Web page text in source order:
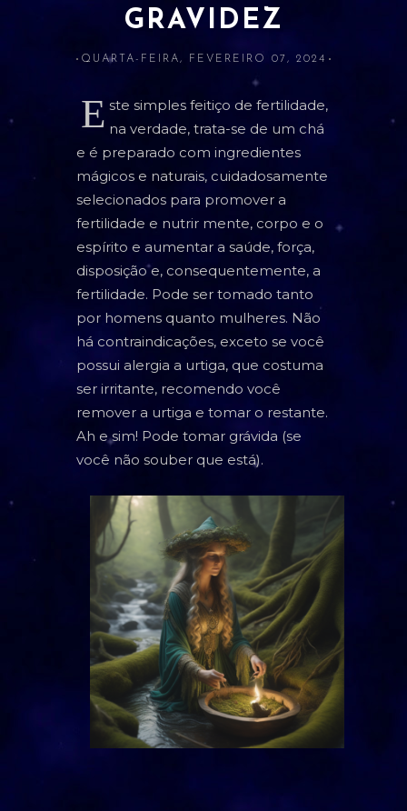
ATRAÇÃO E AMOR PRÓPRIO
BANIMENTO
CLARIVIDÊNCIA
ESTUDOS E RELACIONADOS
DINHEIRO
LIMPEZA
PROSPERIDADE
PROTEÇÃO
SAÚDE
ORÁCULOS
BARALHO CIGANO
CARTOMANCIA
BARALHO VOVÓ CIGANA
RUNAS NÓRDICAS
RUNAS DE BRUXA
GRIMÓRIO
GRAVIDEZ
QUARTA-FEIRA, FEVEREIRO 07, 2024
E ste simples feitiço de fertilidade,
na verdade, trata-se de um chá
e é preparado com ingredientes
mágicos e naturais, cuidadosamente
selecionados para promover a
fertilidade e nutrir mente, corpo e o
espírito e aumentar a saúde, força,
disposição e, consequentemente, a
fertilidade. Pode ser tomado tanto
por homens quanto mulheres. Não
há contraindicações, exceto se você
possui alergia a urtiga, que costuma
ser irritante, recomendo você
remover a urtiga e tomar o restante.
Ah e sim! Pode tomar grávida (se
você não souber que está).